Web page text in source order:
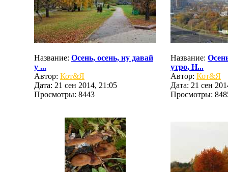
Название: Осень, осень, ну давай
у ...
Автор: Кот&Я
Дата: 21 сен 2014, 21:05
Просмотры: 8443
Название:
утро, Н...
Автор: Кот&Я
Дата: 21 сен
Просмотры: